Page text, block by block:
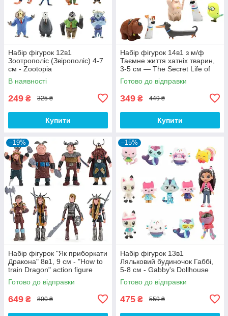
Набір фігурок 12в1
Зоотрополіс (Звірополіс) 4-7
см - Zootopia
В наявності
249 ₴ 325 ₴
Купити
Набір фігурок 14в1 з м/ф
Таємне життя хатніх тварин,
3-5 см — The Secret Life of
Pets
Готово до відправки
349 ₴ 449 ₴
Купити
–19%
Набір фігурок "Як приборкати
Дракона" 8в1, 9 см - "How to
train Dragon" action figure
Готово до відправки
649 ₴ 800 ₴
–15%
Набір фігурок 13в1
Ляльковий будиночок Габбі,
5-8 см - Gabby's Dollhouse
Готово до відправки
475 ₴ 559 ₴